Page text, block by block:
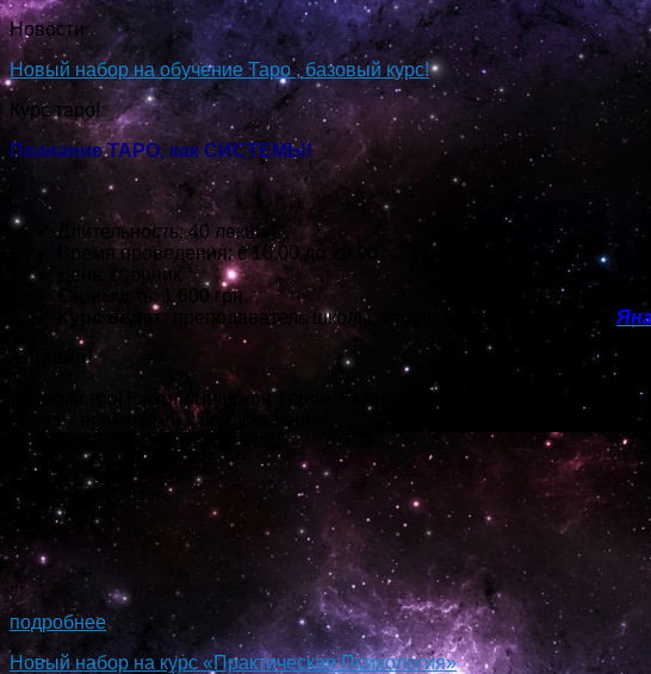
Новости
Новый набор на обучение Таро , базовый курс!
Курс таро!
Познание ТАРО, как СИСТЕМЫ!
Длительность: 40 лекций
Время проведения: с 18.00 до 20.00
День: вторник
Стоимость: 1 600 грн.
Курс ведет:
преподаватель школы, медицинский психолог —
Онлайн!
Курс «АстроПсихологическое Таро», базовый курс знакомства с
Путь от психологии к предсказанию!
...
подробнее
Новый набор на курс «Практическая Психология»